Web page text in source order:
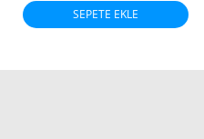
SEPETE EKLE